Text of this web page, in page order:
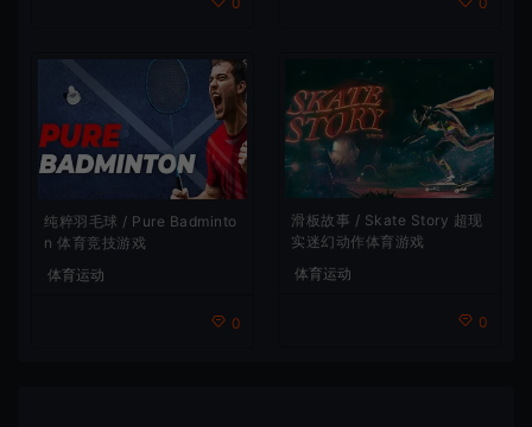
纯粹羽毛球 / Pure Badminto
n 体育竞技游戏
体育运动
0
滑板故事 / Skate Story 超现
实迷幻动作体育游戏
体育运动
0